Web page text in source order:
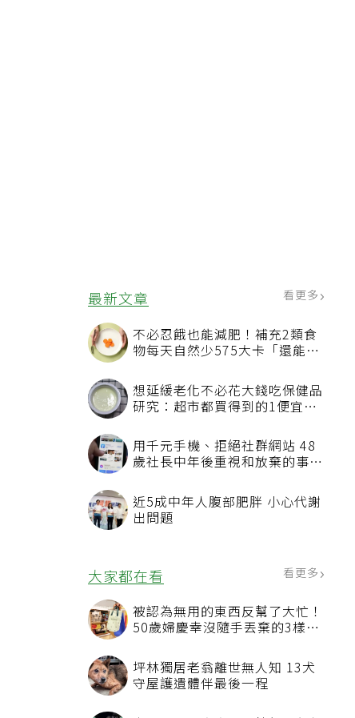
最新文章 看更多
不必忍餓也能減肥！補充2類食
物每天自然少575大卡「還能吃
想延緩老化不必花大錢吃保健品
研究：超市都買得到的1便宜食
用千元手機、拒絕社群網站 48
歲社長中年後重視和放棄的事：
近5成中年人腹部肥胖 小心代謝
出問題
大家都在看
被認為無用的東西反幫了大忙！
50歲婦慶幸沒隨手丟棄的3樣物
坪林獨居老翁離世無人知 13犬
守屋護遺體伴最後一程